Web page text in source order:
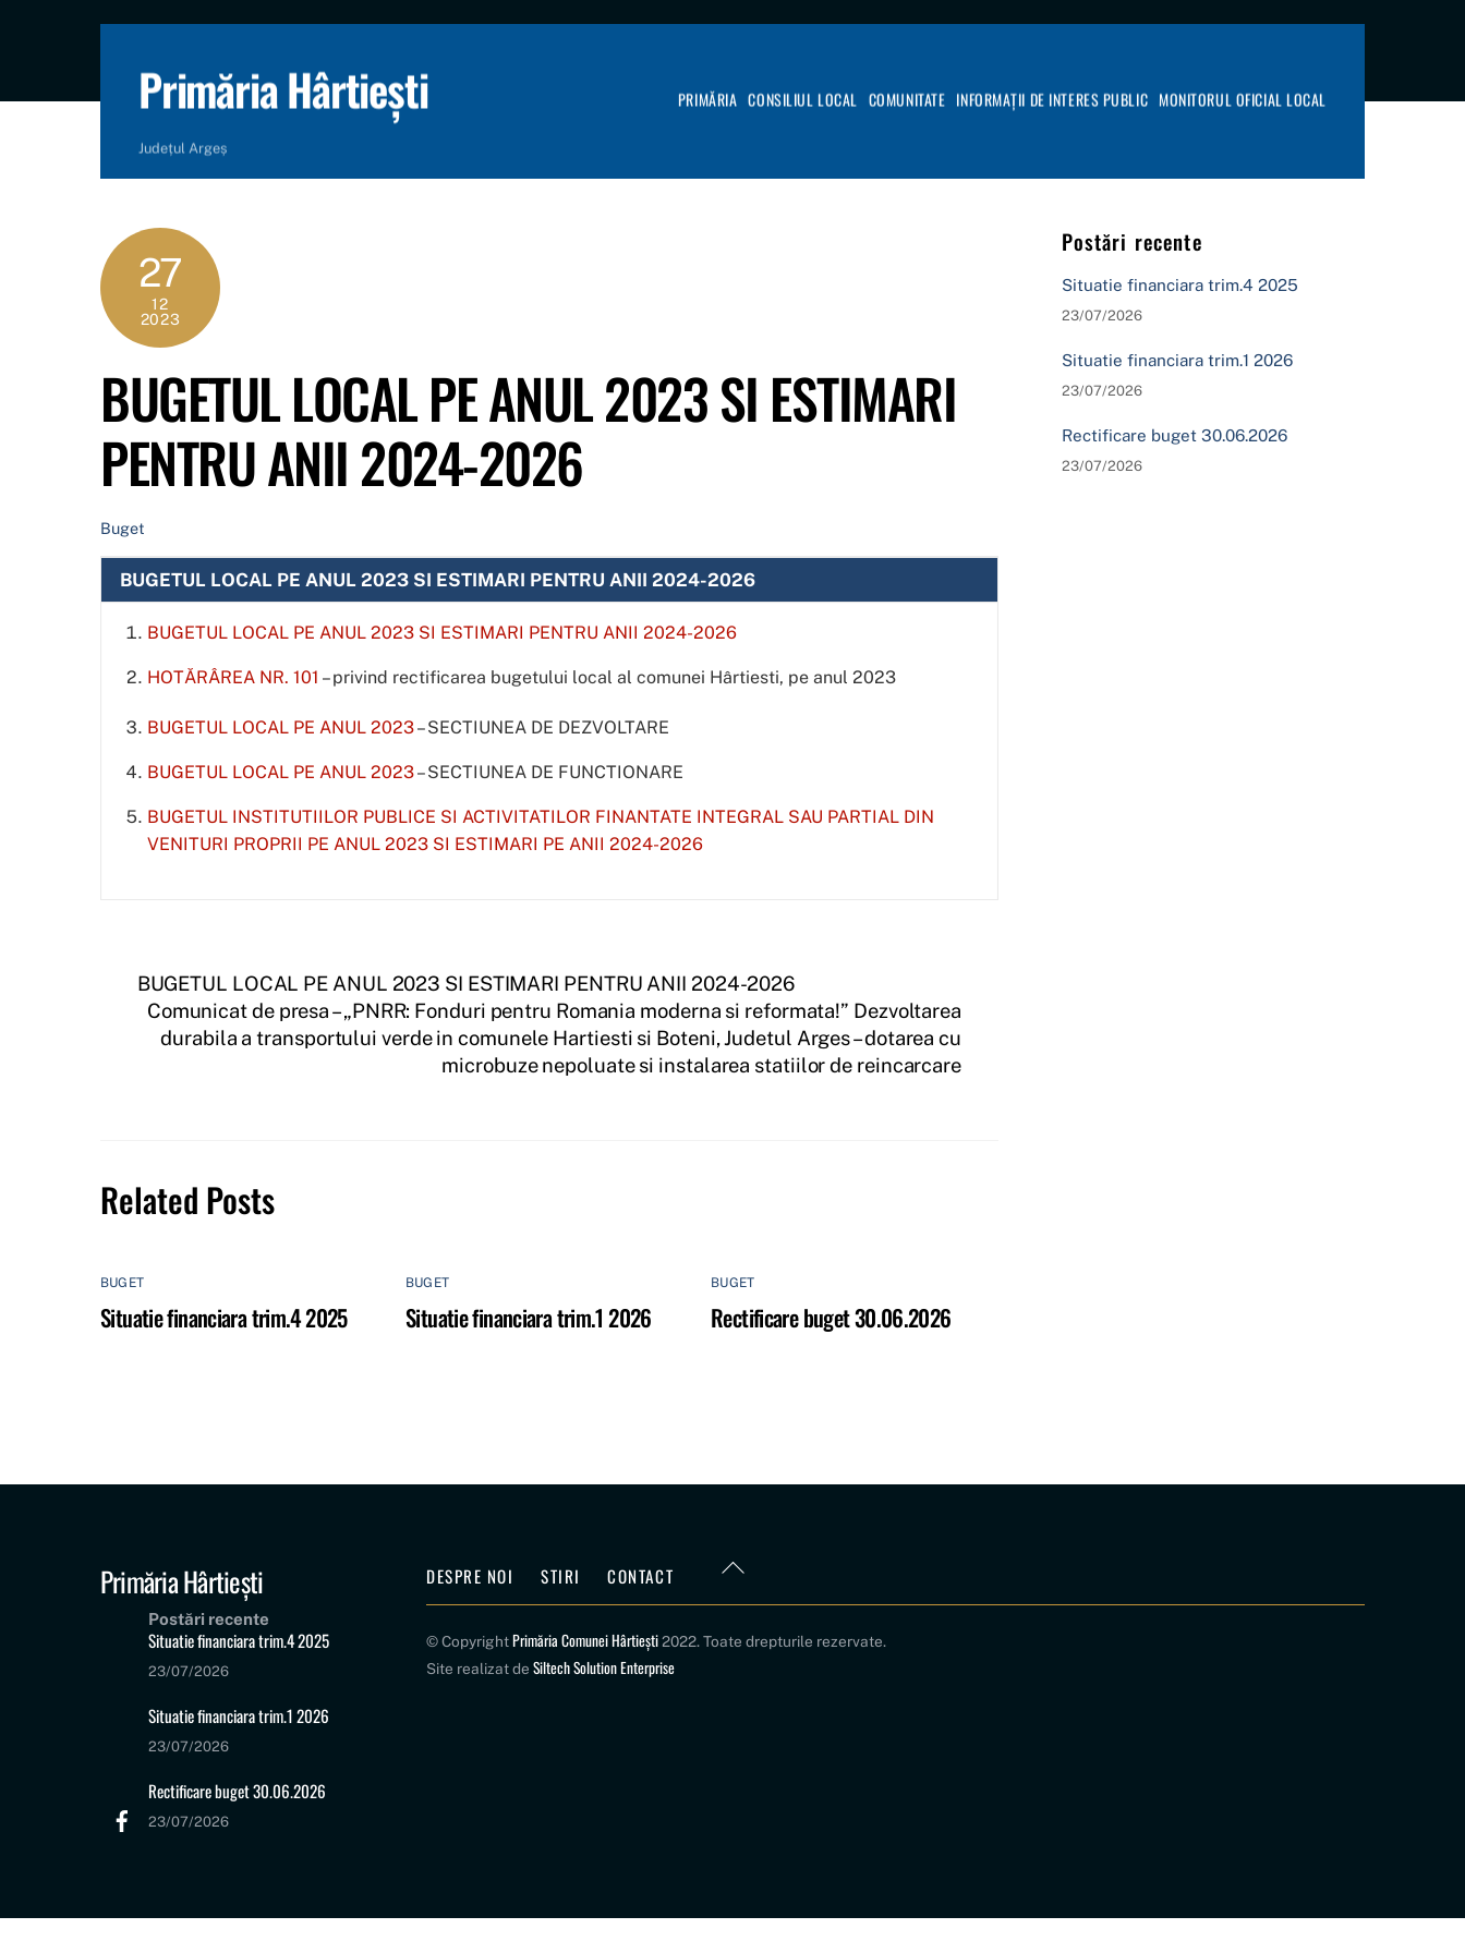
Primăria Hârtiești
Județul Argeș
PRIMĂRIA CONSILIUL LOCAL COMUNITATE INFORMAȚII DE INTERES PUBLIC MONITORUL OFICIAL LOCAL
27
12
2023
BUGETUL LOCAL PE ANUL 2023 SI ESTIMARI
PENTRU ANII 2024-2026
Buget
BUGETUL LOCAL PE ANUL 2023 SI ESTIMARI PENTRU ANII 2024-2026
BUGETUL LOCAL PE ANUL 2023 SI ESTIMARI PENTRU ANII 2024-2026
HOTĂRÂREA NR. 101 – privind rectificarea bugetului local al comunei Hârtiesti, pe anul 2023
BUGETUL LOCAL PE ANUL 2023– SECTIUNEA DE DEZVOLTARE
BUGETUL LOCAL PE ANUL 2023– SECTIUNEA DE FUNCTIONARE
BUGETUL INSTITUTIILOR PUBLICE SI ACTIVITATILOR FINANTATE INTEGRAL SAU PARTIAL DIN
VENITURI PROPRII PE ANUL 2023 SI ESTIMARI PE ANII 2024-2026
BUGETUL LOCAL PE ANUL 2023 SI ESTIMARI PENTRU ANII 2024-2026
Comunicat de presa – „PNRR: Fonduri pentru Romania moderna si reformata!” Dezvoltarea
durabila a transportului verde in comunele Hartiesti si Boteni, Judetul Arges – dotarea cu
microbuze nepoluate si instalarea statiilor de reincarcare
Related Posts
BUGET
Situatie financiara trim.4 2025
BUGET
Situatie financiara trim.1 2026
BUGET
Rectificare buget 30.06.2026
Postări recente
Situatie financiara trim.4 2025
23/07/2026
Situatie financiara trim.1 2026
23/07/2026
Rectificare buget 30.06.2026
23/07/2026
Back
Primăria Hârtiești
Postări recente
Situatie financiara trim.4 2025
23/07/2026
Situatie financiara trim.1 2026
23/07/2026
Rectificare buget 30.06.2026
23/07/2026
DESPRE NOI STIRI CONTACT
© Copyright Primăria Comunei Hârtiești2022. Toate drepturile rezervate.
Site realizat deSiltech Solution Enterprise